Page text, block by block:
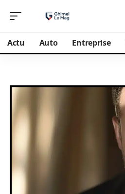
Actu Auto Entreprise